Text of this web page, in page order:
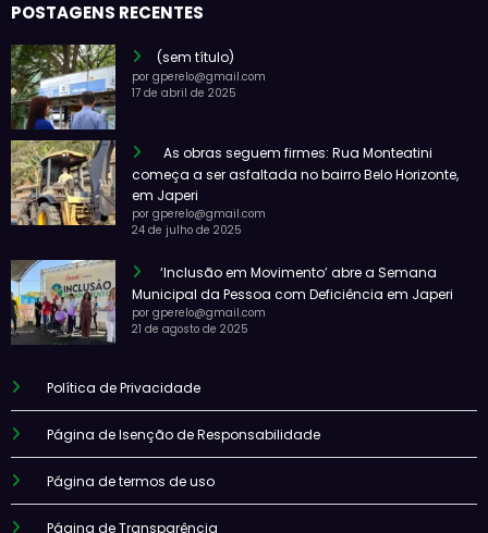
POSTAGENS RECENTES
(sem título)
por gperelo@gmail.com
17 de abril de 2025
As obras seguem firmes: Rua Monteatini
começa a ser asfaltada no bairro Belo Horizonte,
em Japeri
por gperelo@gmail.com
24 de julho de 2025
‘Inclusão em Movimento’ abre a Semana
Municipal da Pessoa com Deficiência em Japeri
por gperelo@gmail.com
21 de agosto de 2025
Política de Privacidade
Página de Isenção de Responsabilidade
Página de termos de uso
Página de Transparência